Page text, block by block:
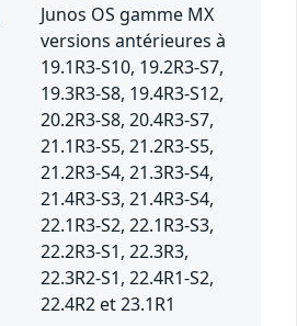
Junos OS gamme MX
versions antérieures à
19.1R3-S10, 19.2R3-S7,
19.3R3-S8, 19.4R3-S12,
20.2R3-S8, 20.4R3-S7,
21.1R3-S5, 21.2R3-S5,
21.2R3-S4, 21.3R3-S4,
21.4R3-S3, 21.4R3-S4,
22.1R3-S2, 22.1R3-S3,
22.2R3-S1, 22.3R3,
22.3R2-S1, 22.4R1-S2,
22.4R2 et 23.1R1